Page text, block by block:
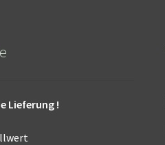
Lieferung !